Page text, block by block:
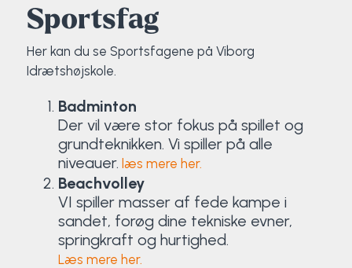
Sportsfag
Her kan du se Sportsfagene på Viborg
Idrætshøjskole.
Badminton
Der vil være stor fokus på spillet og
grundteknikken. Vi spiller på alle
niveauer. læs mere her.
Beachvolley
VI spiller masser af fede kampe i
sandet, forøg dine tekniske evner,
springkraft og hurtighed.
Læs mere her.